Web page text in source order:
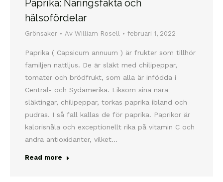
Paprika: Näringsfakta och
hälsofördelar
Grönsaker Av William Rosell februari 1, 2022
Paprika ( Capsicum annuum ) är frukter som tillhör
familjen nattljus. De är släkt med chilipeppar,
tomater och brödfrukt, som alla är infödda i
Central- och Sydamerika. Liksom sina nära
släktingar, chilipeppar, torkas paprika ibland och
pudras. I så fall kallas de för paprika. Paprikor är
kalorisnåla och exceptionellt rika på vitamin C och
andra antioxidanter, vilket…
Read more